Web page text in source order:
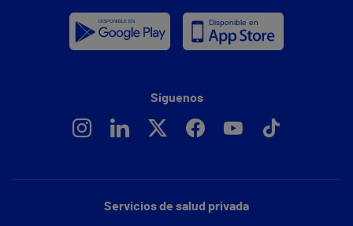
Servicios de salud privada
Síguenos